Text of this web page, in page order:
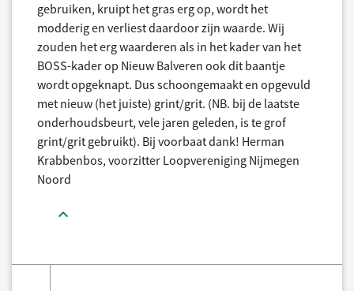
gebruiken, kruipt het gras erg op, wordt het
modderig en verliest daardoor zijn waarde. Wij
zouden het erg waarderen als in het kader van het
BOSS-kader op Nieuw Balveren ook dit baantje
wordt opgeknapt. Dus schoongemaakt en opgevuld
met nieuw (het juiste) grint/grit. (NB. bij de laatste
onderhoudsbeurt, vele jaren geleden, is te grof
grint/grit gebruikt). Bij voorbaat dank! Herman
Krabbenbos, voorzitter Loopvereniging Nijmegen
Noord